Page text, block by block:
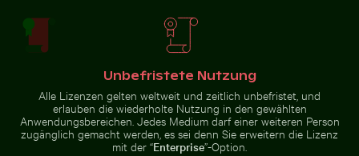
Nahaufnahme eines
Malachitfalters auf grünem Blatt
Flugzeug über den Wolken
Luftaufnahme von Laem Haad Beach, Koh Yao Yai
Junger
Unbefristete Nutzung
Alle Lizenzen gelten weltweit und zeitlich unbefristet, und
erlauben die wiederholte Nutzung in den gewählten
Anwendungsbereichen. Jedes Medium darf einer weiteren Person
zugänglich gemacht werden, es sei denn Sie erweitern die Lizenz
mit der “Enterprise”-Option.